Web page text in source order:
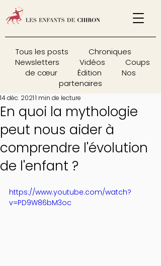
Tous les posts
Chroniques
Newsletters
Vidéos
Coups
de cœur
Édition
Nos
partenaires
En quoi la mythologie
peut nous aider à
comprendre l'évolution
de l'enfant ?
14 déc. 20211 min de lecture
https://www.youtube.com/watch?
v=PD9W86bM3oc